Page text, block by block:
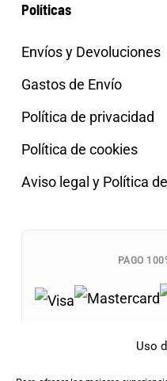
Uso
Políticas
Envíos y Devoluciones
Gastos de Envío
Política de privacidad
Política de cookies
Aviso legal y Política
PAGO